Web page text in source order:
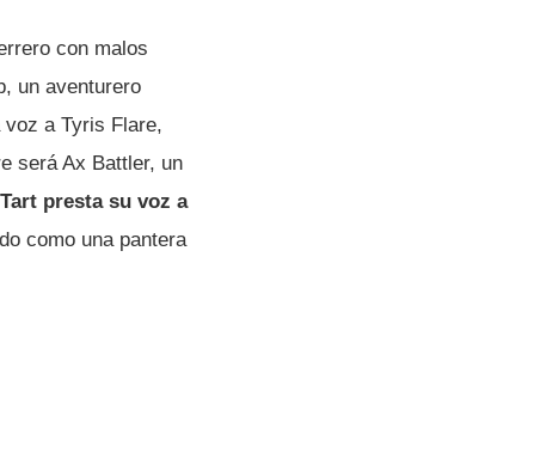
con malos
un aventurero
a Tyris Flare,
será Ax Battler, un
presta su voz a
como una pantera